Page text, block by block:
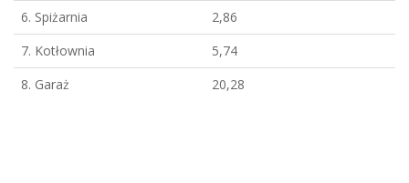
6. Spiżarnia
2,86
7. Kotłownia
5,74
8. Garaż
20,28